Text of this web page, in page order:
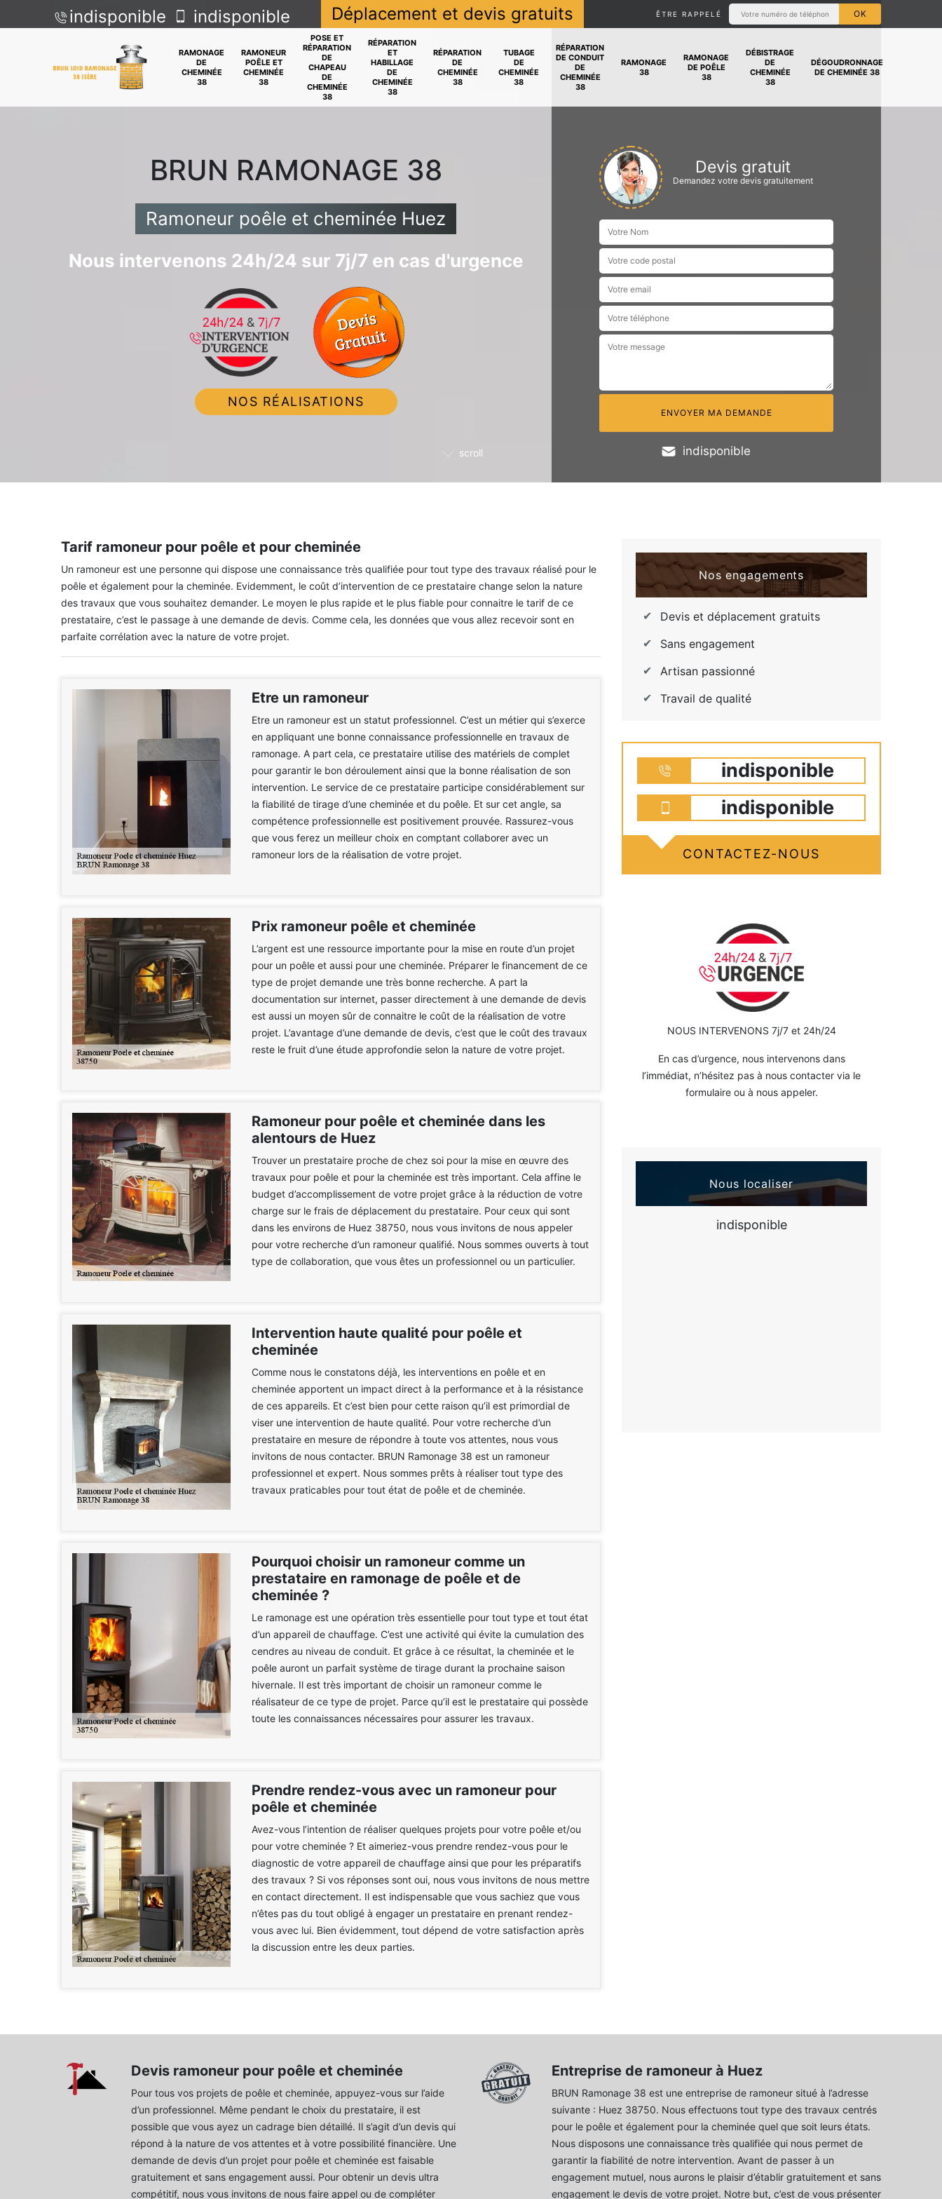
indisponible indisponible Déplacement et devis gratuits ÊTRE RAPPELÉ
RAMONAGE
DE
CHEMINÉE
38
RAMONEUR
POÊLE ET
CHEMINÉE
38
POSE ET
RÉPARATION
DE
CHAPEAU
DE
CHEMINÉE
38
RÉPARATION
ET
HABILLAGE
DE
CHEMINÉE
38
RÉPARATION
DE
CHEMINÉE
38
TUBAGE
DE
CHEMINÉE
38
RÉPARATION
DE CONDUIT
DE
CHEMINÉE
38
RAMONAGE
38
RAMONAGE
DE POÊLE
38
DÉBISTRAGE
DE
CHEMINÉE
38
DÉGOUDRONNAGE
DE CHEMINÉE 38
scroll
BRUN RAMONAGE 38
Ramoneur poêle et cheminée Huez
Nous intervenons 24h/24 sur 7j/7 en cas d'urgence
NOS RÉALISATIONS
Devis gratuit
Demandez votre devis gratuitement
indisponible
Tarif ramoneur pour poêle et pour cheminée
Un ramoneur est une personne qui dispose une connaissance très qualifiée pour tout type des travaux réalisé pour le
poêle et également pour la cheminée. Evidemment, le coût d’intervention de ce prestataire change selon la nature
des travaux que vous souhaitez demander. Le moyen le plus rapide et le plus fiable pour connaitre le tarif de ce
prestataire, c’est le passage à une demande de devis. Comme cela, les données que vous allez recevoir sont en
parfaite corrélation avec la nature de votre projet.
Etre un ramoneur
Etre un ramoneur est un statut professionnel. C’est un métier qui s’exerce
en appliquant une bonne connaissance professionnelle en travaux de
ramonage. A part cela, ce prestataire utilise des matériels de complet
pour garantir le bon déroulement ainsi que la bonne réalisation de son
intervention. Le service de ce prestataire participe considérablement sur
la fiabilité de tirage d’une cheminée et du poêle. Et sur cet angle, sa
compétence professionnelle est positivement prouvée. Rassurez-vous
que vous ferez un meilleur choix en comptant collaborer avec un
ramoneur lors de la réalisation de votre projet.
Prix ramoneur poêle et cheminée
L’argent est une ressource importante pour la mise en route d’un projet
pour un poêle et aussi pour une cheminée. Préparer le financement de ce
type de projet demande une très bonne recherche. A part la
documentation sur internet, passer directement à une demande de devis
est aussi un moyen sûr de connaitre le coût de la réalisation de votre
projet. L’avantage d’une demande de devis, c’est que le coût des travaux
reste le fruit d’une étude approfondie selon la nature de votre projet.
Ramoneur pour poêle et cheminée dans les
alentours de Huez
Trouver un prestataire proche de chez soi pour la mise en œuvre des
travaux pour poêle et pour la cheminée est très important. Cela affine le
budget d’accomplissement de votre projet grâce à la réduction de votre
charge sur le frais de déplacement du prestataire. Pour ceux qui sont
dans les environs de Huez 38750, nous vous invitons de nous appeler
pour votre recherche d’un ramoneur qualifié. Nous sommes ouverts à tout
type de collaboration, que vous êtes un professionnel ou un particulier.
Intervention haute qualité pour poêle et
cheminée
Comme nous le constatons déjà, les interventions en poêle et en
cheminée apportent un impact direct à la performance et à la résistance
de ces appareils. Et c’est bien pour cette raison qu’il est primordial de
viser une intervention de haute qualité. Pour votre recherche d’un
prestataire en mesure de répondre à toute vos attentes, nous vous
invitons de nous contacter. BRUN Ramonage 38 est un ramoneur
professionnel et expert. Nous sommes prêts à réaliser tout type des
travaux praticables pour tout état de poêle et de cheminée.
Pourquoi choisir un ramoneur comme un
prestataire en ramonage de poêle et de
cheminée ?
Le ramonage est une opération très essentielle pour tout type et tout état
d’un appareil de chauffage. C’est une activité qui évite la cumulation des
cendres au niveau de conduit. Et grâce à ce résultat, la cheminée et le
poêle auront un parfait système de tirage durant la prochaine saison
hivernale. Il est très important de choisir un ramoneur comme le
réalisateur de ce type de projet. Parce qu’il est le prestataire qui possède
toute les connaissances nécessaires pour assurer les travaux.
Prendre rendez-vous avec un ramoneur pour
poêle et cheminée
Avez-vous l’intention de réaliser quelques projets pour votre poêle et/ou
pour votre cheminée ? Et aimeriez-vous prendre rendez-vous pour le
diagnostic de votre appareil de chauffage ainsi que pour les préparatifs
des travaux ? Si vos réponses sont oui, nous vous invitons de nous mettre
en contact directement. Il est indispensable que vous sachiez que vous
n’êtes pas du tout obligé à engager un prestataire en prenant rendez-
vous avec lui. Bien évidemment, tout dépend de votre satisfaction après
la discussion entre les deux parties.
Nos engagements
Devis et déplacement gratuits
Sans engagement
Artisan passionné
Travail de qualité
indisponible
indisponible
CONTACTEZ-NOUS
NOUS INTERVENONS 7j/7 et 24h/24
En cas d’urgence, nous intervenons dans
l’immédiat, n’hésitez pas à nous contacter via le
formulaire ou à nous appeler.
Nous localiser
indisponible
Devis ramoneur pour poêle et cheminée
Pour tous vos projets de poêle et cheminée, appuyez-vous sur l’aide
d’un professionnel. Même pendant le choix du prestataire, il est
possible que vous ayez un cadrage bien détaillé. Il s’agit d’un devis qui
répond à la nature de vos attentes et à votre possibilité financière. Une
demande de devis d’un projet pour poêle et cheminée est faisable
gratuitement et sans engagement aussi. Pour obtenir un devis ultra
compétitif, nous vous invitons de nous faire appel ou de compléter
Entreprise de ramoneur à Huez
BRUN Ramonage 38 est une entreprise de ramoneur situé à l’adresse
suivante : Huez 38750. Nous effectuons tout type des travaux centrés
pour le poêle et également pour la cheminée quel que soit leurs états.
Nous disposons une connaissance très qualifiée qui nous permet de
garantir la fiabilité de notre intervention. Avant de passer à un
engagement mutuel, nous aurons le plaisir d’établir gratuitement et sans
engagement le devis de votre projet. Notre but, c’est de vous présenter